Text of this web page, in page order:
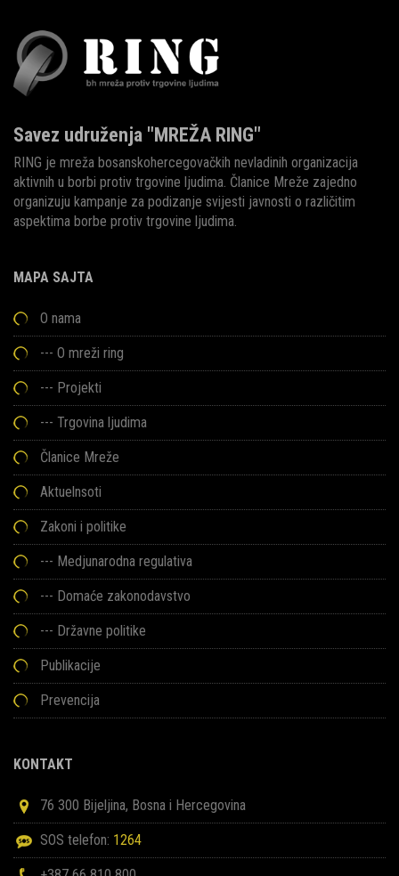
Savez udruženja "MREŽA RING"
RING je mreža bosanskohercegovačkih nevladinih organizacija
aktivnih u borbi protiv trgovine ljudima. Članice Mreže zajedno
organizuju kampanje za podizanje svijesti javnosti o različitim
aspektima borbe protiv trgovine ljudima.
MAPA SAJTA
O nama
--- O mreži ring
--- Projekti
--- Trgovina ljudima
Članice Mreže
Aktuelnsoti
Zakoni i politike
--- Medjunarodna regulativa
--- Domaće zakonodavstvo
--- Državne politike
Publikacije
Prevencija
KONTAKT
76 300 Bijeljina, Bosna i Hercegovina
SOS telefon: 1264